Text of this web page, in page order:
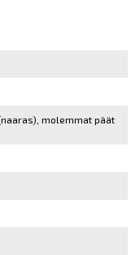
molemmat päät